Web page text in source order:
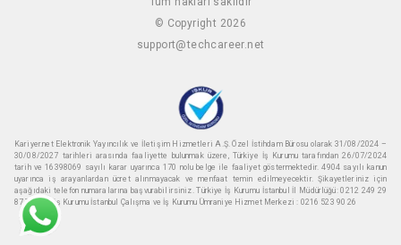
© Copyright 2026
support@techcareer.net
Kariyer.net Elektronik Yayıncılık ve İletişim Hizmetleri A.Ş. Özel İstihdam Bürosu olarak 31/08/2024 –
30/08/2027 tarihleri arasında faaliyette bulunmak üzere, Türkiye İş Kurumu tarafından 26/07/2024
tarih ve 16398069 sayılı karar uyarınca 170 nolu belge ile faaliyet göstermektedir. 4904 sayılı kanun
uyarınca iş arayanlardan ücret alınmayacak ve menfaat temin edilmeyecektir. Şikayetleriniz için
aşağıdaki telefon numaralarına başvurabilirsiniz. Türkiye İş Kurumu İstanbul İl Müdürlüğü: 0212 249 29
87 Türkiye iş Kurumu İstanbul Çalışma ve İş Kurumu Ümraniye Hizmet Merkezi : 0216 523 90 26